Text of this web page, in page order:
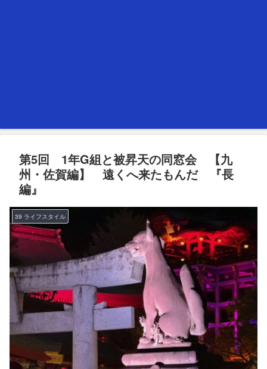
第5回 1年G組と被昇天の同窓会 【九
州・佐賀編】 遠くへ来たもんだ 『長
編』
39 ライフスタイル